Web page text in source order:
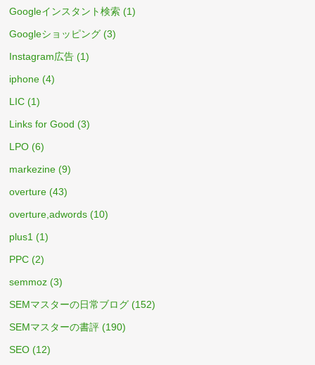
Googleインスタント検索 (1)
Googleショッピング (3)
Instagram広告 (1)
iphone (4)
LIC (1)
Links for Good (3)
LPO (6)
markezine (9)
overture (43)
overture,adwords (10)
plus1 (1)
PPC (2)
semmoz (3)
SEMマスターの日常ブログ (152)
SEMマスターの書評 (190)
SEO (12)